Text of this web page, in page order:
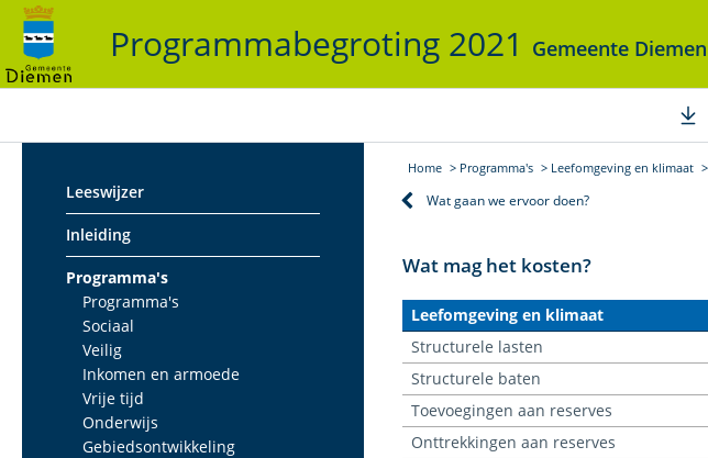
Programmabegroting 2021 Gemeente Diemen
Leeswijzer
Inleiding
Programma's
Programma's
Sociaal
Veilig
Inkomen en armoede
Vrije tijd
Onderwijs
Gebiedsontwikkeling
Home Programma's Leefomgeving en klimaat
Wat gaan we ervoor doen?
Wat mag het kosten?
Leefomgeving en klimaat
Structurele lasten
Structurele baten
Toevoegingen aan reserves
Onttrekkingen aan reserves